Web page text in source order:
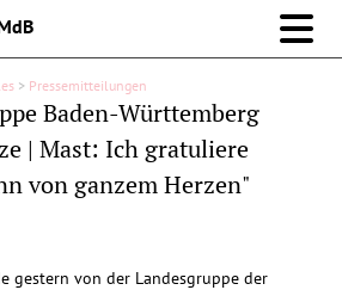
> Pressemitteilungen
Baden-Württemberg
| Mast: Ich gratuliere
von ganzem Herzen"
gestern von der Landesgruppe der